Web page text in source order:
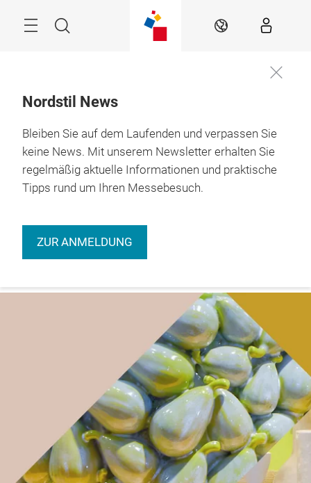
Suche DE
Nordstil News
Bleiben Sie auf dem Laufenden und verpassen Sie
keine News. Mit unserem Newsletter erhalten Sie
regelmäßig aktuelle Informationen und praktische
Tipps rund um Ihren Messebesuch.
ZUR ANMELDUNG
9. – 11.01.2027
Hamburg
Jetzt
informieren